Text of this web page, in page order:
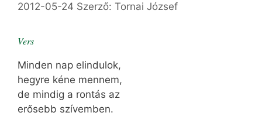
2012-05-24 Szerző: Tornai József
Vers
Minden nap elindulok,
hegyre kéne mennem,
de mindig a rontás az
erősebb szívemben.